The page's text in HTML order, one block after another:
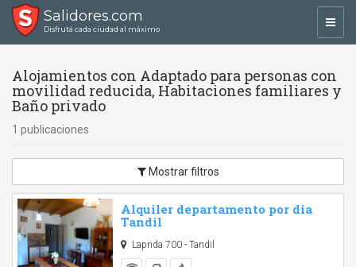
Salidores.com
Disfrutá cada ciudad al máximo
Alojamientos con Adaptado para personas con
movilidad reducida, Habitaciones familiares y
Baño privado
1 publicaciones
Mostrar filtros
Alquiler departamento por dia
Tandil
Laprida 700 - Tandil